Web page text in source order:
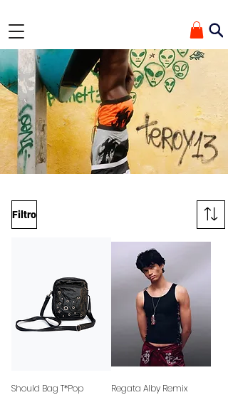
Filtro
Should Bag T*Pop Regata Alby Remix